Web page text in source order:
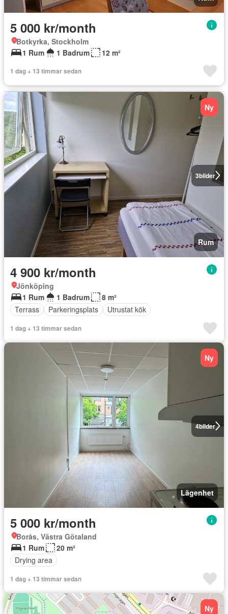
5 000 kr/month
Botkyrka, Stockholm
1 Rum
1 Badrum 12 m²
1 dag + 13 timmar sedan
3bilder
Ny
Rum
4 900 kr/month
Jönköping
1 Rum
1 Badrum
8 m²
Terrass
Parkeringsplats Utrustat kök
1 dag + 13 timmar sedan
4bilder
Ny
Lägenhet
5 000 kr/month
Borås, Västra Götaland
1 Rum
20 m²
Drying area
1 dag + 13 timmar sedan
Ny